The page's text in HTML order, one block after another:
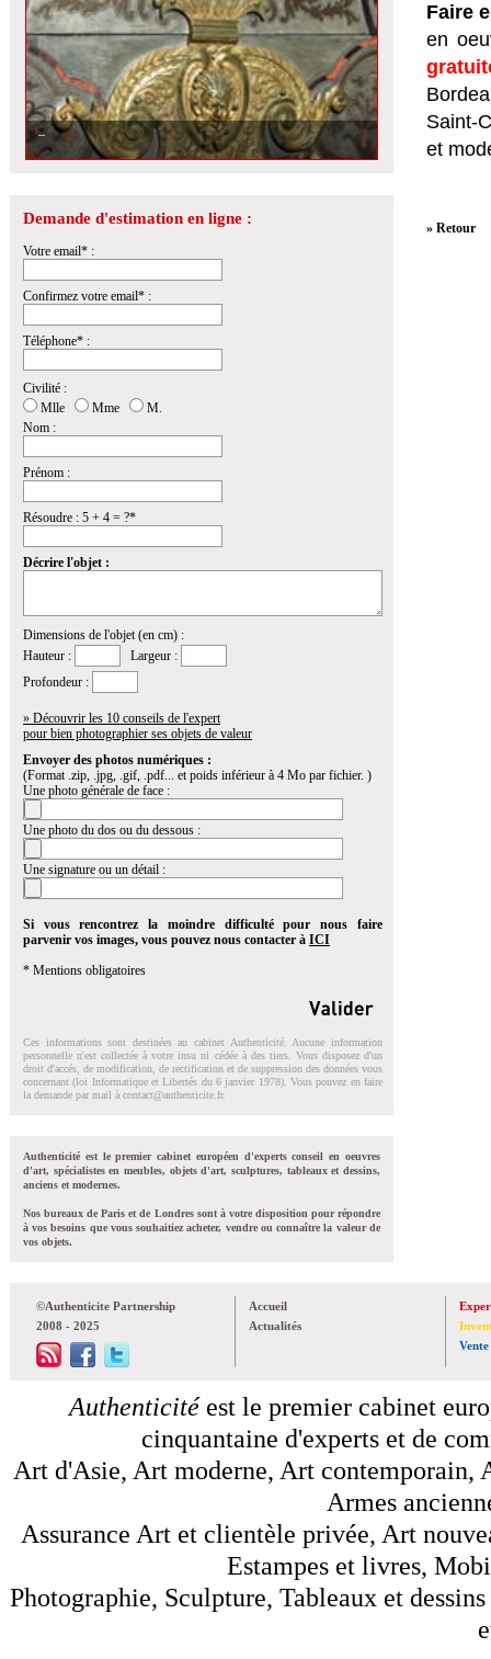
Demande d'estimation en ligne :
Votre email* :
Confirmez votre email* :
Téléphone* :
Civilité :
Mlle
Mme
M.
Nom :
Prénom :
Résoudre : 5 + 4 = ?*
Décrire l'objet :
Dimensions de l'objet (en cm) :
Hauteur :
Largeur :
Profondeur :
» Découvrir les 10 conseils de l'expert
pour bien photographier ses objets de valeur
Envoyer des photos numériques :
(Format .zip, .jpg, .gif, .pdf... et poids inférieur à 4 Mo par fichier. )
Une photo générale de face :
Une photo du dos ou du dessous :
Une signature ou un détail :
Si vous rencontrez la moindre difficulté pour nous faire
parvenir vos images, vous pouvez nous contacter à ICI
* Mentions obligatoires
Ces informations sont destinées au cabinet Authenticité. Aucune information
personnelle n'est collectée à votre insu ni cédée à des tiers. Vous disposez d'un
droit d'accés, de modification, de rectification et de suppression des données vous
concernant (loi Informatique et Libertés du 6 janvier 1978). Vous pouvez en faire
la demande par mail à contact@authenticite.fr.
Authenticité est le premier cabinet européen d'experts conseil en oeuvres
d'art, spécialistes en meubles, objets d'art, sculptures, tableaux et dessins,
anciens et modernes.
Nos bureaux de Paris et de Londres sont à votre disposition pour répondre
à vos besoins que vous souhaitiez acheter, vendre ou connaître la valeur de
vos objets.
Faire
en
Saint-
et
» Retour
©Authenticite Partnership
2008 - 2025
Accueil
Actualités
Vente
Authenticitéest le premier cabinet
cinquantaine d'experts et de
Art d'Asie, Art moderne, Art contemporain,
Armes
Assurance Art et clientèle privée, Art
Estampes et livres,
Photographie, Sculpture, Tableaux et